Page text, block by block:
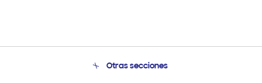
Otras secciones